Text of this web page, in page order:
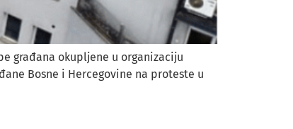
građana okupljene u organizaciju
Bosne i Hercegovine na proteste u